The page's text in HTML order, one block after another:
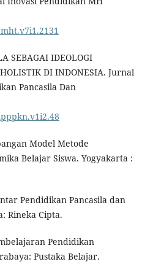
SEBAGAI IDEOLOGI
DI INDONESIA. Jurnal
Pancasila Dan
Model Metode
Belajar Siswa. Yogyakarta :
Pendidikan Pancasila dan
Rineka Cipta.
Pendidikan
Pustaka Belajar.